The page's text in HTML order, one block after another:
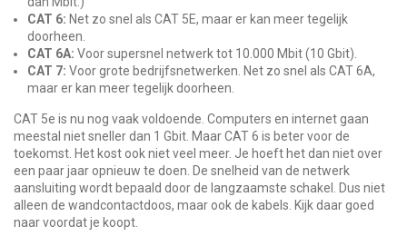
CAT 6: Net zo snel als CAT 5E, maar er kan meer tegelijk
doorheen.
CAT 6A: Voor supersnel netwerk tot 10.000 Mbit (10 Gbit).
CAT 7: Voor grote bedrijfsnetwerken. Net zo snel als CAT 6A,
maar er kan meer tegelijk doorheen.
CAT 5e is nu nog vaak voldoende. Computers en internet gaan
meestal niet sneller dan 1 Gbit. Maar CAT 6 is beter voor de
toekomst. Het kost ook niet veel meer. Je hoeft het dan niet over
een paar jaar opnieuw te doen. De snelheid van de netwerk
aansluiting wordt bepaald door de langzaamste schakel. Dus niet
alleen de wandcontactdoos, maar ook de kabels. Kijk daar goed
naar voordat je koopt.